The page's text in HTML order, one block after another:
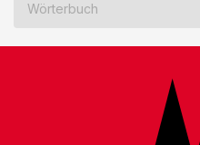
Wörterbuch